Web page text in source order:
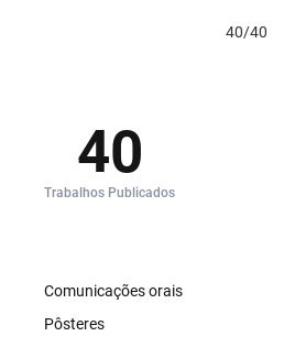
40/40
40
Trabalhos Publicados
Comunicações orais
Pôsteres